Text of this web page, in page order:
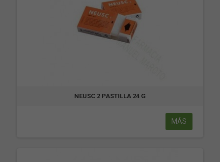
NEUSC 2 PASTILLA 24 G
MÁS